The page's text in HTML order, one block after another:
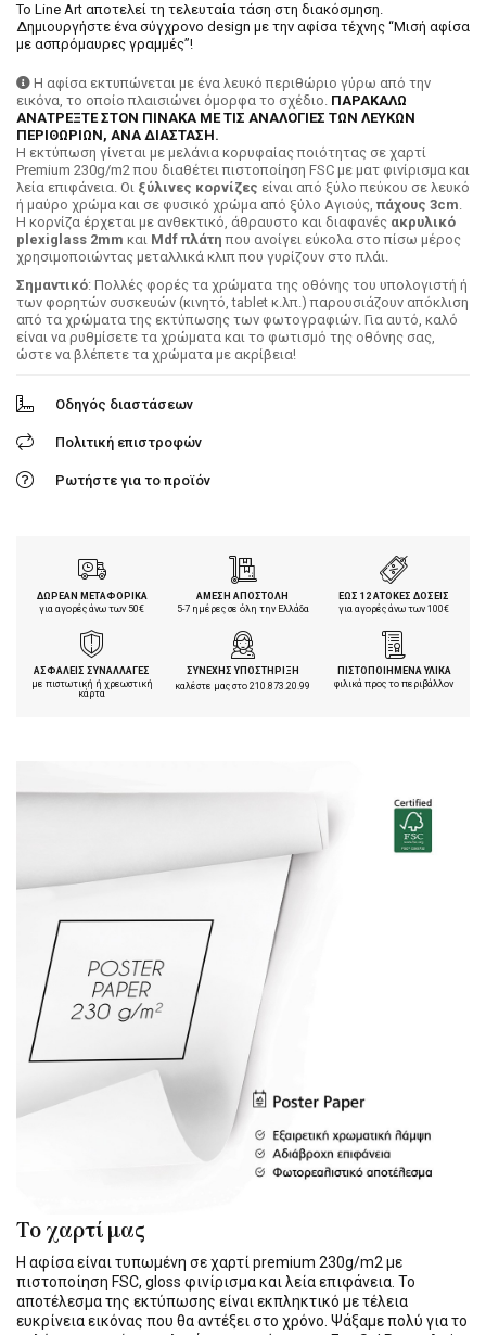
Το Line Art αποτελεί τη τελευταία τάση στη διακόσμηση.
Δημιουργήστε ένα σύγχρονο design με την αφίσα τέχνης “Μισή αφίσα
με ασπρόμαυρες γραμμές”!
Η αφίσα εκτυπώνεται με ένα λευκό περιθώριο γύρω από την
εικόνα, το οποίο πλαισιώνει όμορφα το σχέδιο. ΠΑΡΑΚΑΛΩ
ΑΝΑΤΡΕΞΤΕ ΣΤΟΝ ΠΙΝΑΚΑ ΜΕ ΤΙΣ ΑΝΑΛΟΓΙΕΣ ΤΩΝ ΛΕΥΚΩΝ
ΠΕΡΙΘΩΡΙΩΝ, ΑΝΑ ΔΙΑΣΤΑΣΗ.
H εκτύπωση γίνεται με μελάνια κορυφαίας ποιότητας σε χαρτί
Premium 230g/m2 που διαθέτει πιστοποίηση FSC με ματ φινίρισμα και
λεία επιφάνεια. Οι ξύλινες κορνίζες είναι από ξύλο πεύκου σε λευκό
ή μαύρο χρώμα και σε φυσικό χρώμα από ξύλο Αγιούς, πάχους 3cm.
Η κορνίζα έρχεται με ανθεκτικό, άθραυστο και διαφανές ακρυλικό
plexiglass 2mm και Mdf πλάτη που ανοίγει εύκολα στο πίσω μέρος
χρησιμοποιώντας μεταλλικά κλιπ που γυρίζουν στο πλάι.
Σημαντικό: Πολλές φορές τα χρώματα της οθόνης του υπολογιστή ή
των φορητών συσκευών (κινητό, tablet κ.λπ.) παρουσιάζουν απόκλιση
από τα χρώματα της εκτύπωσης των φωτογραφιών. Για αυτό, καλό
είναι να ρυθμίσετε τα χρώματα και το φωτισμό της οθόνης σας,
ώστε να βλέπετε τα χρώματα με ακρίβεια!
Οδηγός διαστάσεων
Πολιτική επιστροφών
Ρωτήστε για το προϊόν
ΔΩΡΕΑΝ ΜΕΤΑΦΟΡΙΚΑ
για αγορές άνω των 50€
ΑΜΕΣΗ ΑΠΟΣΤΟΛΗ
5-7 ημέρες σε όλη την Ελλάδα
ΕΩΣ 12 ΑΤΟΚΕΣ ΔΟΣΕΙΣ
για αγορές άνω των 100€
ΑΣΦΑΛΕΙΣ ΣΥΝΑΛΛΑΓΕΣ
με πιστωτική ή χρεωστική
κάρτα
ΣΥΝΕΧΗΣ ΥΠΟΣΤΗΡΙΞΗ
καλέστε μας στο210.873.20.99
ΠΙΣΤΟΠΟΙΗΜΕΝΑ ΥΛΙΚΑ
φιλικά προς το περιβάλλον
Το χαρτί μας
Η αφίσα είναι τυπωμένη σε χαρτί premium 230g/m2 με
πιστοποίηση FSC, gloss φινίρισμα και λεία επιφάνεια. Το
αποτέλεσμα της εκτύπωσης είναι εκπληκτικό με τέλεια
ευκρίνεια εικόνας που θα αντέξει στο χρόνο. Ψάξαμε πολύ για το